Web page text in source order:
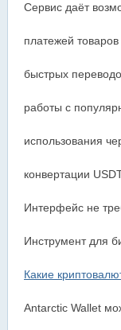
Сервис даёт
платежей
быстрых
работы с
использования
конвертации
Интерфейс не
Инструмент для
Какие
Antarctic Wallet